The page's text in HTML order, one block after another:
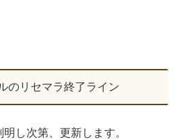
のリセマラ終了ライン
し次第、更新します。